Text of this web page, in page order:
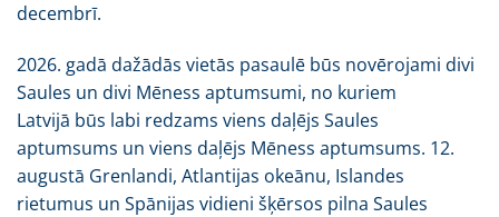
decembrī.
2026. gadā dažādās vietās pasaulē būs novērojami divi
Saules un divi Mēness aptumsumi, no kuriem
Latvijā būs labi redzams viens daļējs Saules
aptumsums un viens daļējs Mēness aptumsums. 12.
augustā Grenlandi, Atlantijas okeānu, Islandes
rietumus un Spānijas vidieni šķērsos pilna Saules